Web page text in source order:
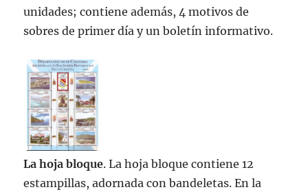
unidades; contiene además, 4 motivos de
sobres de primer día y un boletín informativo.
La hoja bloque. La hoja bloque contiene 12
estampillas, adornada con bandeletas. En la